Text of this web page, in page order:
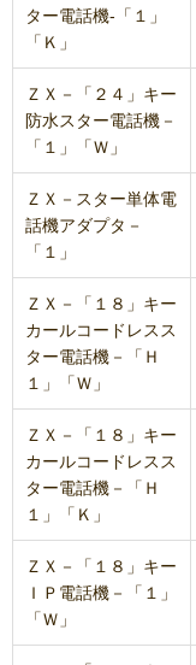
ター電話機‐「１」
「Ｋ」
ＺＸ－「２４」キー
防水スター電話機－
「１」「Ｗ」
ＺＸ－スター単体電
話機アダプタ－
「１」
ＺＸ－「１８」キー
カールコードレスス
ター電話機－「Ｈ
１」「Ｗ」
ＺＸ－「１８」キー
カールコードレスス
ター電話機－「Ｈ
１」「Ｋ」
ＺＸ－「１８」キー
ＩＰ電話機－「１」
「Ｗ」